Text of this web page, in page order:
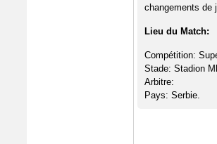
changements de
Lieu du Match:
Compétition:
Stade: Stadion
Arbitre:
Pays: Serbie.